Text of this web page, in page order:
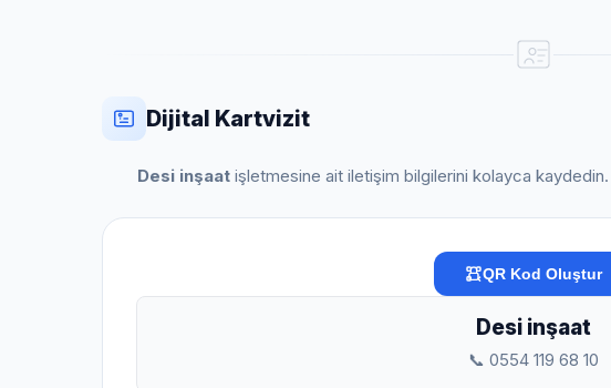
Dijital Kartvizit
Desi inşaat işletmesine ait iletişim bilgilerini kolayca kaydedin.
QR Kod Oluştur
Desi inşaat
📞 0554 119 68 10